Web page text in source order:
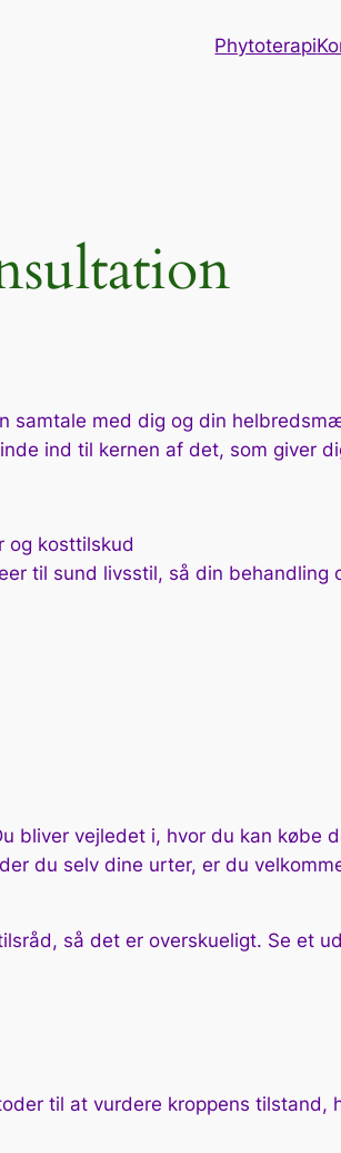
Phytoterapi
samtale med dig og din
ind til kernen af det, som giver
og kosttilskud
til sund livsstil, så din behandling
bliver vejledet i, hvor du kan købe
du selv dine urter, er du
så det er overskueligt. Se et
til at vurdere kroppens tilstand,